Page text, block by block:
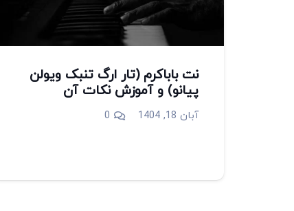
نت باباکرم (تار ارگ تنبک ویولن
پیانو) و آموزش نکات آن
آبان 18, 1404 0